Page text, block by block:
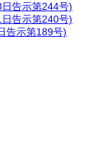
告示第244号)
告示第240号)
告示第189号)